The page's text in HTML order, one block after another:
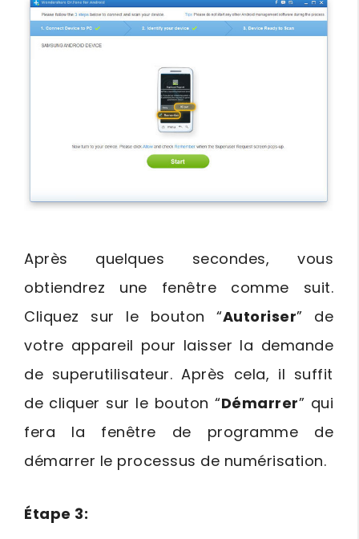
Après quelques secondes, vous
obtiendrez une fenêtre comme suit.
Cliquez sur le bouton “Autoriser” de
votre appareil pour laisser la demande
de superutilisateur. Après cela, il suffit
de cliquer sur le bouton “Démarrer” qui
fera la fenêtre de programme de
démarrer le processus de numérisation.
Étape 3: